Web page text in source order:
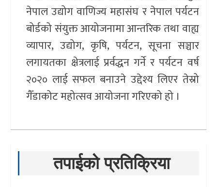
नेपाल उद्योग वाणिज्य महासंघ र नेपाल पर्यटन
बोर्डको संयुक्त आयोजनामा आन्तरिक तथा वाह्य
व्यापार, उद्योग, कृषि, पर्यटन, सूचना सञ्चार
लगायतका क्षेत्रलाई प्रर्वद्धन गर्ने र पर्यटन वर्ष
२०२० लाई सफल बनाउने उद्देश्य लिएर तेस्रो
गैँडाकोट महोत्सव आयोजना गरिएको हो ।
तपाईको प्रतिक्रिया